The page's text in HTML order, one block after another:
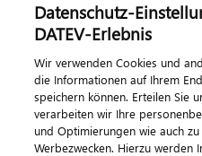
Datenschutz-
DATEV-Erlebnis
Wir verwenden Cookies und
die Informationen auf Ihrem
speichern können. Erteilen Sie
verarbeiten wir Ihre
und Optimierungen wie auch
Werbezwecken. Hierzu werden